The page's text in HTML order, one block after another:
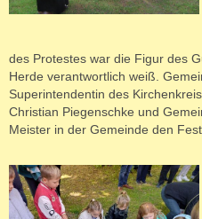
des Protestes war die Figur des
Herde verantwortlich weiß.
Superintendentin des
Christian Piegenschke und
Meister in der Gemeinde den